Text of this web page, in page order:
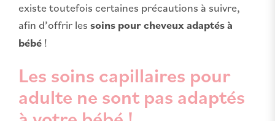
existe toutefois certaines précautions à suivre,
afin d’offrir les soins pour cheveux adaptés à
bébé !
Les soins capillaires pour
adulte ne sont pas adaptés